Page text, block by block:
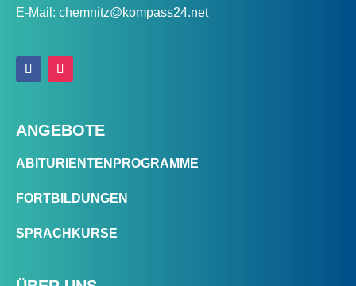
E-Mail: chemnitz@kompass24.net
ANGEBOTE
ABITURIENTENPROGRAMME
FORTBILDUNGEN
SPRACHKURSE